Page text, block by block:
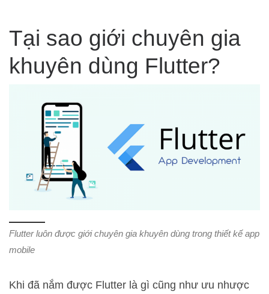
Tại sao giới chuyên gia
khuyên dùng Flutter?
Flutter luôn được giới chuyên gia khuyên dùng trong thiết kế app
mobile
Khi đã nắm được Flutter là gì cũng như ưu nhược